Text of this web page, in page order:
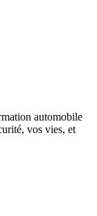
automobile
vos vies, et